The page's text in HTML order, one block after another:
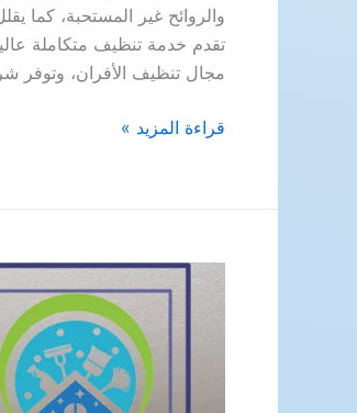
والروائح غير المستحبة، كما
تقدم خدمة تنظيف متكاملة
مجال تنظيف الأفران، وتوفر
شركة
بالقطيف
قراءة المزيد »